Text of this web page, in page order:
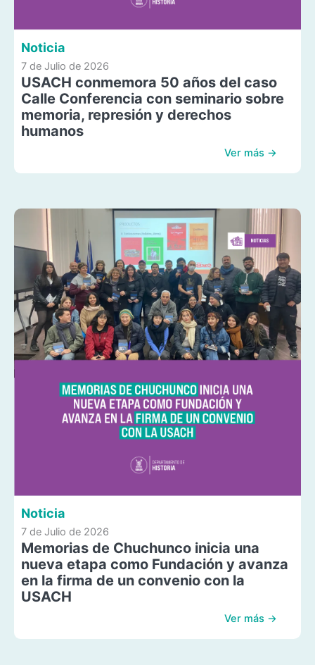
Noticia
7 de Julio de 2026
USACH conmemora 50 años del caso
Calle Conferencia con seminario sobre
memoria, represión y derechos
humanos
Ver más →
Noticia
7 de Julio de 2026
Memorias de Chuchunco inicia una
nueva etapa como Fundación y avanza
en la firma de un convenio con la
USACH
Ver más →